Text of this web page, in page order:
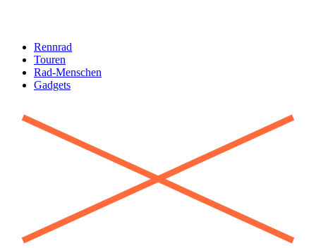
Rennrad
Touren
Rad-Menschen
Gadgets